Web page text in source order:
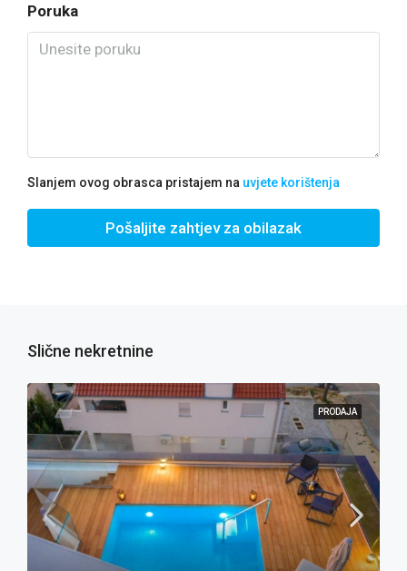
Poruka
Slanjem ovog obrasca pristajem na uvjete korištenja
Pošaljite zahtjev za obilazak
Slične nekretnine
PRODAJA